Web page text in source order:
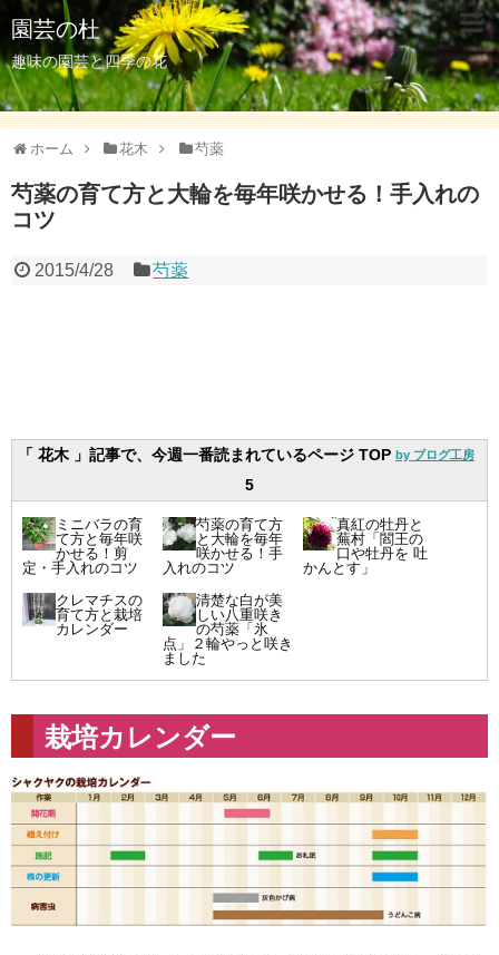
園芸の杜
趣味の園芸と四季の花
ホーム 花木 芍薬
芍薬の育て方と大輪を毎年咲かせる！手入れの
コツ
2015/4/28 芍薬
by ブログ工房
「 花木 」記事で、今週一番読まれているページ TOP
5
ミニバラの育
て方と毎年咲
かせる！剪
定・手入れのコツ
芍薬の育て方
と大輪を毎年
咲かせる！手
入れのコツ
真紅の牡丹と
蕪村「閻王の
口や牡丹を 吐
かんとす」
クレマチスの
育て方と栽培
カレンダー
清楚な白が美
しい八重咲き
の芍薬「氷
点」２輪やっと咲き
ました
栽培カレンダー